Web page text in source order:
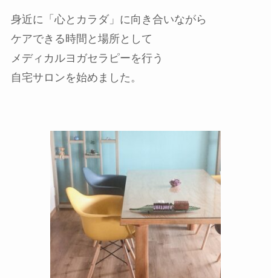
身近に「心とカラダ」に向き合いながら
ケアできる時間と場所として
メディカルヨガセラピーを行う
自宅サロンを始めました。